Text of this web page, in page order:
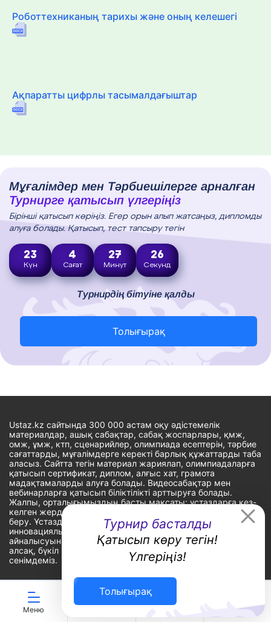
Турнир басталды
Қатысып көру тегін!
Үлгеріңіз!
Толығырақ
Роботтехниканың тарихы және оның келешегі
Ақпаратты цифрлы тасымалдағыштар
Мұғалімдер мен Тәрбиешілерге арналған
Турнирге қатысып үлгеріңіз
Бірінші қатысып көріңіз. Егер орын алып жатсаңыз, дипломды
алуға болады. Қатысып, тест тапсыру тегін
23
Күн
4
Сағат
27
Минут
25
Секунд
Турнирдің бітуіне қалды
Толығырақ
Меню Дайын ҚМЖ
Ustaz.kz сайтында 300 000 астам оқу әдістемелік
материалдар, ашық сабақтар, сабақ жоспарлары, қмж,
омж, ұмж, ктп, сценарийлер, олимпиада есептерін, тәрбие
сағаттарды, мұғалімдерге керекті барлық құжаттарды таба
аласыз. Сайтта тегін материал жариялап, олимпиадаларға
қатысып сертификат, диплом, алғыс хат, грамота
мадақтамаларды алуға болады. Видеосабақтар мен
вебинарларға қатысып біліктілікті арттыруға болады.
Жалпы, орталығымыздың басты мақсаты: ұстаздарға кез-
келген жерде, кез-келген уақытта білім алуына мүмкіндік
беру. Ұстаздардың барлық өзекті мәселелеріне
инновациялық шешім тауып, шығармашылық жұмыспен
айналысуына уақыт сыйлау. «Ұстаздарға сапалы білім бере
алсақ, бүкіл Қазақ еліне білім бере аламыз» - деген
сенімдеміз.
Сайт Peaksoft веб-студиясында жасалған - Peaksoft.kz